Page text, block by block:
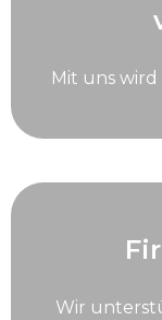
Mit uns
Wir